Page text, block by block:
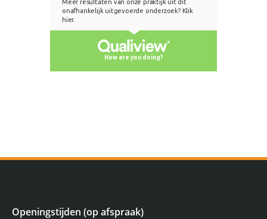
Openingstijden (op afspraak)